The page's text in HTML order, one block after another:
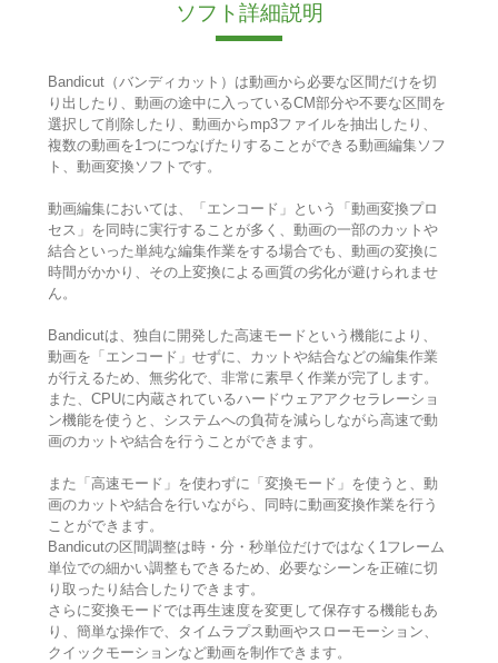
ソフト詳細説明
Bandicut（バンディカット）は動画から必要な区間だけを切
り出したり、動画の途中に入っているCM部分や不要な区間を
選択して削除したり、動画からmp3ファイルを抽出したり、
複数の動画を1つにつなげたりすることができる動画編集ソフ
ト、動画変換ソフトです。
動画編集においては、「エンコード」という「動画変換プロ
セス」を同時に実行することが多く、動画の一部のカットや
結合といった単純な編集作業をする場合でも、動画の変換に
時間がかかり、その上変換による画質の劣化が避けられませ
ん。
Bandicutは、独自に開発した高速モードという機能により、
動画を「エンコード」せずに、カットや結合などの編集作業
が行えるため、無劣化で、非常に素早く作業が完了します。
また、CPUに内蔵されているハードウェアアクセラレーショ
ン機能を使うと、システムへの負荷を減らしながら高速で動
画のカットや結合を行うことができます。
また「高速モード」を使わずに「変換モード」を使うと、動
画のカットや結合を行いながら、同時に動画変換作業を行う
ことができます。
Bandicutの区間調整は時・分・秒単位だけではなく1フレーム
単位での細かい調整もできるため、必要なシーンを正確に切
り取ったり結合したりできます。
さらに変換モードでは再生速度を変更して保存する機能もあ
り、簡単な操作で、タイムラプス動画やスローモーション、
クイックモーションなど動画を制作できます。